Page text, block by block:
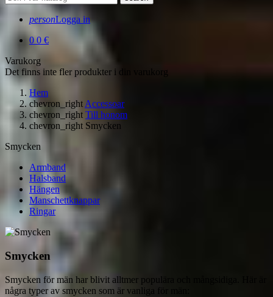
personLogga in
0 0 €
Varukorg
Det finns inte fler produkter i din varukorg
Hem
chevron_rightAccessoar
chevron_right Till honom
chevron_right Smycken
Smycken
Armband
Halsband
Hängen
Manschettknappar
Ringar
Smycken
Smycken för män har blivit alltmer populära och mångsidiga. Här är
några typer av smycken som är vanliga för män: